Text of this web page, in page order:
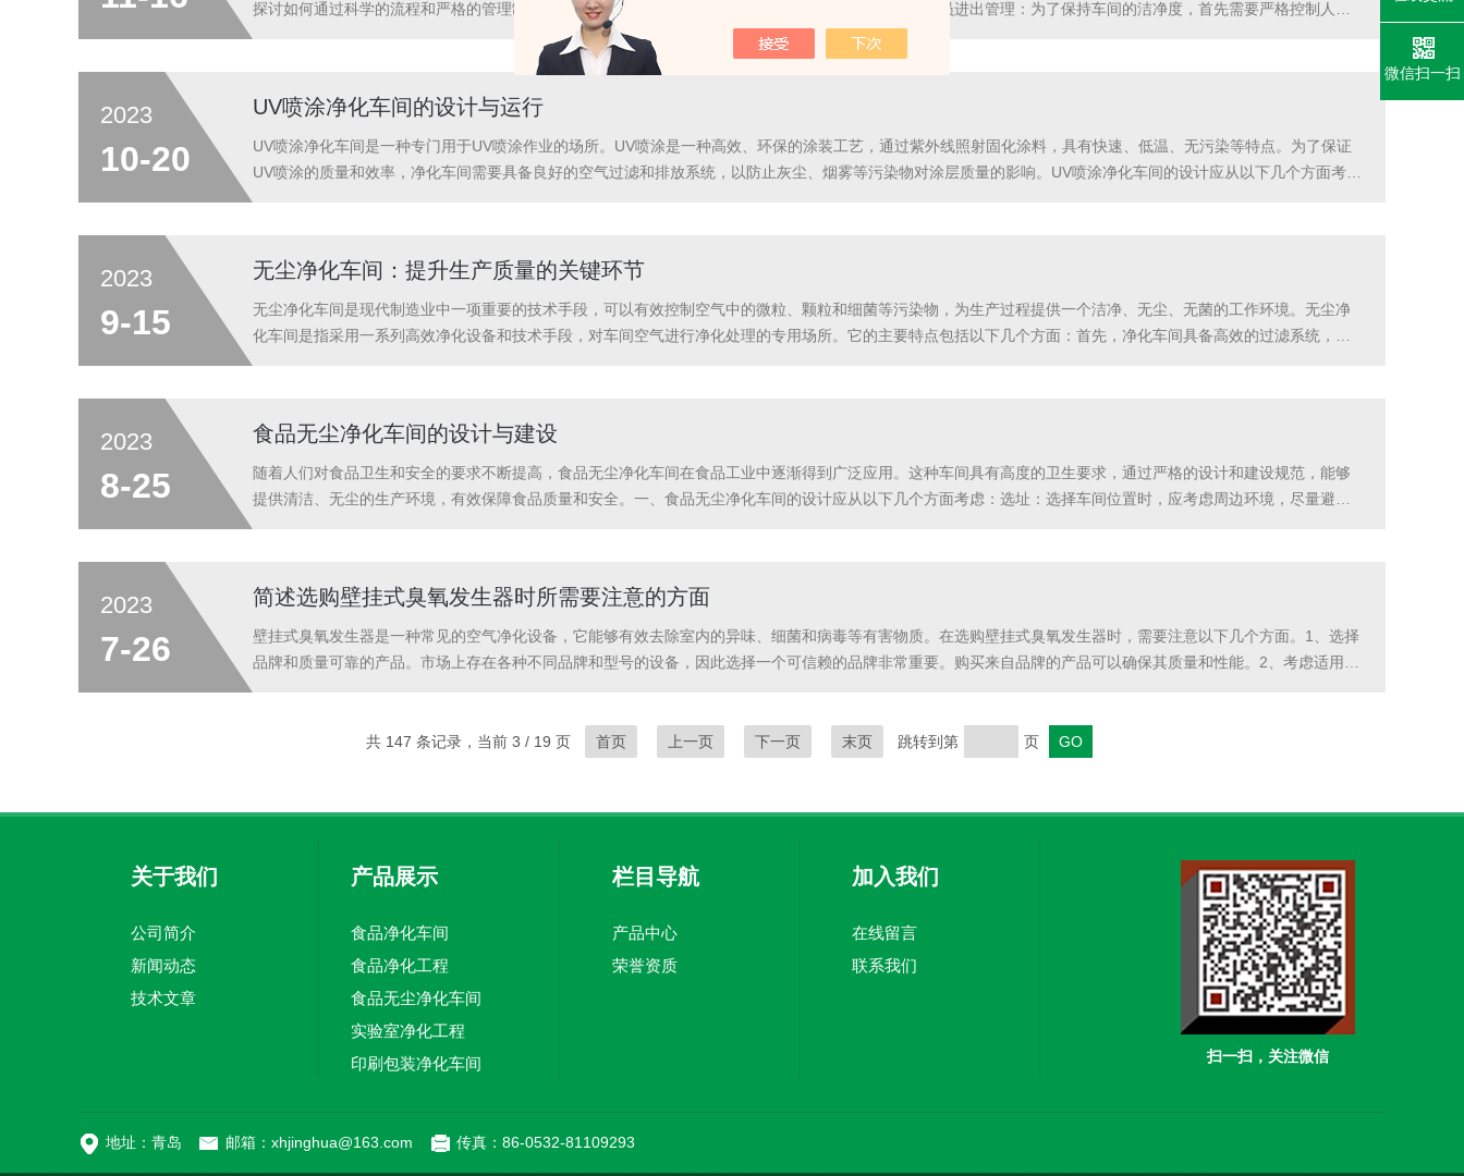
探讨如何通过科学的流程和严格的管理制度来维持无尘净化车间的洁净度。一、建立严格的流程管理人员进出管理：为了保持车间的洁净度，首先需要严格控制人员
的进出。进入车间的人员需要经过严格的更衣、洗手、鞋底消毒等程序，确保不会将外界的污染物带入车间。物料进出管理：物料进入车间前，需进行表面清洁和消
毒，确保不会污染到车间的环境。同时，运送物料的工...
2023
10-20
UV喷涂净化车间的设计与运行
UV喷涂净化车间是一种专门用于UV喷涂作业的场所。UV喷涂是一种高效、环保的涂装工艺，通过紫外线照射固化涂料，具有快速、低温、无污染等特点。为了保证
UV喷涂的质量和效率，净化车间需要具备良好的空气过滤和排放系统，以防止灰尘、烟雾等污染物对涂层质量的影响。UV喷涂净化车间的设计应从以下几个方面考
2023
9-15
无尘净化车间：提升生产质量的关键环节
无尘净化车间是现代制造业中一项重要的技术手段，可以有效控制空气中的微粒、颗粒和细菌等污染物，为生产过程提供一个洁净、无尘、无菌的工作环境。无尘净
化车间是指采用一系列高效净化设备和技术手段，对车间空气进行净化处理的专用场所。它的主要特点包括以下几个方面：首先，净化车间具备高效的过滤系统，能
2023
8-25
食品无尘净化车间的设计与建设
随着人们对食品卫生和安全的要求不断提高，食品无尘净化车间在食品工业中逐渐得到广泛应用。这种车间具有高度的卫生要求，通过严格的设计和建设规范，能够
提供清洁、无尘的生产环境，有效保障食品质量和安全。一、食品无尘净化车间的设计应从以下几个方面考虑：选址：选择车间位置时，应考虑周边环境，尽量避免
2023
7-26
简述选购壁挂式臭氧发生器时所需要注意的方面
壁挂式臭氧发生器是一种常见的空气净化设备，它能够有效去除室内的异味、细菌和病毒等有害物质。在选购壁挂式臭氧发生器时，需要注意以下几个方面。1、选择
品牌和质量可靠的产品。市场上存在各种不同品牌和型号的设备，因此选择一个可信赖的品牌非常重要。购买来自品牌的产品可以确保其质量和性能。2、考虑适用面
共 147 条记录，当前 3 / 19 页
首页 上一页 下一页 末页 跳转到第 页
关于我们
公司简介
新闻动态
技术文章
产品展示
食品净化车间
食品净化工程
食品无尘净化车间
实验室净化工程
印刷包装净化车间
栏目导航
产品中心
荣誉资质
加入我们
在线留言
联系我们
扫一扫，关注微信
地址：青岛 邮箱：xhjinghua@163.com 传真：86-0532-81109293
微信扫一扫